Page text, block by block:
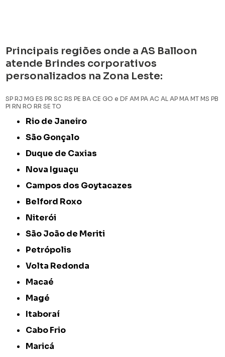
Principais regiões onde a AS Balloon
atende Brindes corporativos
personalizados na Zona Leste:
SP RJ MG ES PR SC RS PE BA CE GO e DF AM PA AC AL AP MA MT MS PB
PI RN RO RR SE TO
Rio de Janeiro
São Gonçalo
Duque de Caxias
Nova Iguaçu
Campos dos Goytacazes
Belford Roxo
Niterói
São João de Meriti
Petrópolis
Volta Redonda
Macaé
Magé
Itaboraí
Cabo Frio
Maricá